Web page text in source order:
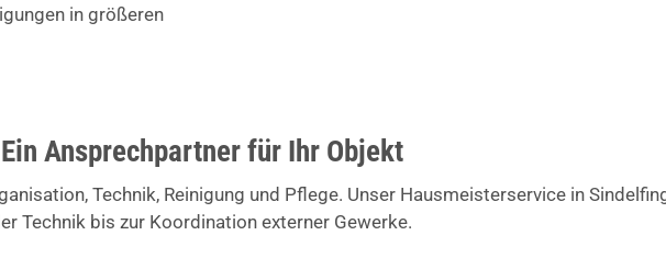
in größeren
Ansprechpartner für Ihr Objekt
Technik, Reinigung und Pflege. Unser Hausmeisterservice in
Technik bis zur Koordination externer Gewerke.